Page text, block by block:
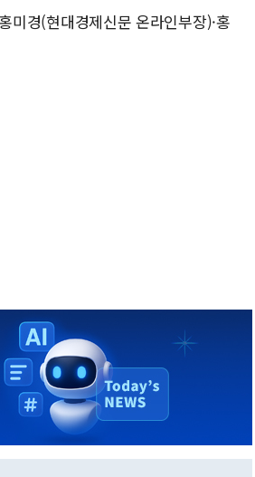
크에 엔화 장중 급등…시장은 "또 개입했나" 촉
] 뉴욕 반도체주 프리뷰...美 고용 쇼크에 반
경(현대경제신문 온라인부장)·홍